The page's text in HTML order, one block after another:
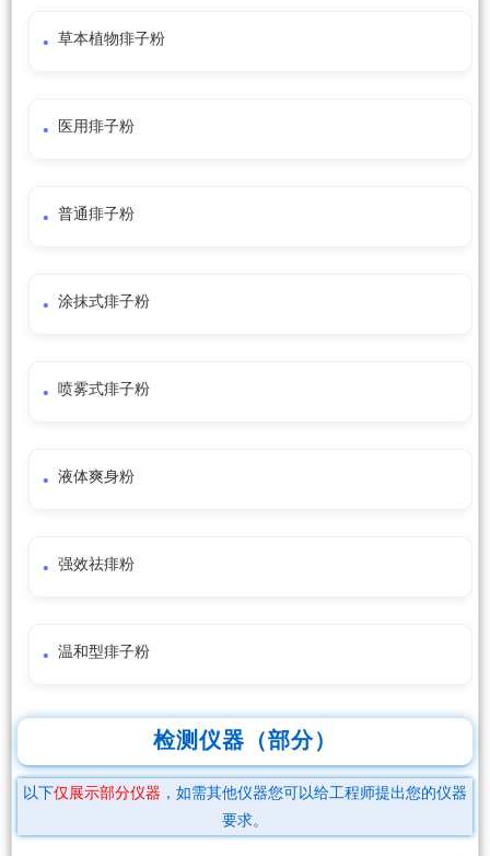
草本植物痱子粉
医用痱子粉
普通痱子粉
涂抹式痱子粉
喷雾式痱子粉
液体爽身粉
强效祛痱粉
温和型痱子粉
检测仪器（部分）
以下仅展示部分仪器 ，如需其他仪器您可以给工程师提出您的仪器
要求。